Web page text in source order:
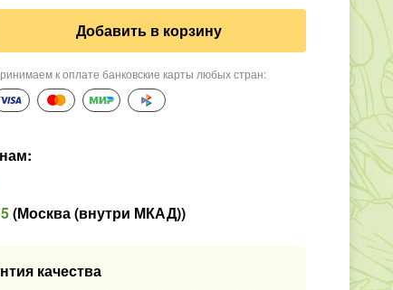
Добавить в корзину
к оплате банковские карты любых стран:
:
(Москва (внутри МКАД))
качества